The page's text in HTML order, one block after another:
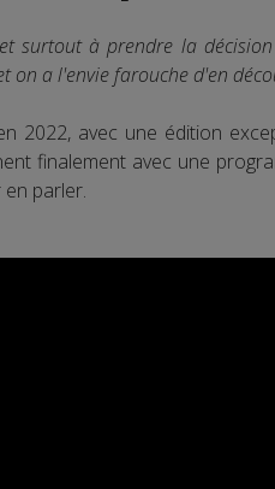
surtout à prendre la
on a l'envie farouche d'en
2022, avec une édition
finalement avec une
parler.